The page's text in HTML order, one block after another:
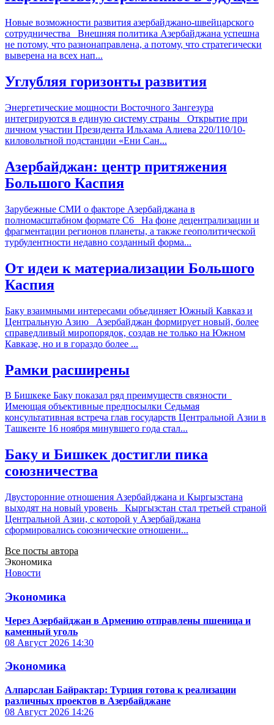
Новые возможности развития азербайджано-швейцарского
сотрудничества Внешняя политика Азербайджана успешна
не потому, что разнонаправлена, а потому, что стратегически
выверена на всех нап...
Углубляя горизонты развития
Энергетические мощности Восточного Зангезура
интегрируются в единую систему страны Открытие при
личном участии Президента Ильхама Алиева 220/110/10-
киловольтной подстанции «Ени Сан...
Азербайджан: центр притяжения
Большого Каспия
Зарубежные СМИ о факторе Азербайджана в
полномасштабном формате С6 На фоне децентрализации и
фрагментации регионов планеты, а также геополитической
турбулентности недавно созданный форма...
От идеи к материализации Большого
Каспия
Баку взаимными интересами объединяет Южный Кавказ и
Центральную Азию Азербайджан формирует новый, более
справедливый миропорядок, создав не только на Южном
Кавказе, но и в гораздо более ...
Рамки расширены
В Бишкеке Баку показал ряд преимуществ связности
Имеющая объективные предпосылки Седьмая
консультативная встреча глав государств Центральной Азии в
Ташкенте 16 ноября минувшего года стал...
Баку и Бишкек достигли пика
союзничества
Двусторонние отношения Азербайджана и Кыргызстана
выходят на новый уровень Кыргызстан стал третьей страной
Центральной Азии, с которой у Азербайджана
сформировались союзнические отношени...
Все посты автора
Экономика
Новости
Экономика
Через Азербайджан в Армению отправлены пшеница и
каменный уголь
08 Август 2026 14:30
Экономика
Алпарслан Байрактар: Турция готова к реализации
различных проектов в Азербайджане
08 Август 2026 14:26